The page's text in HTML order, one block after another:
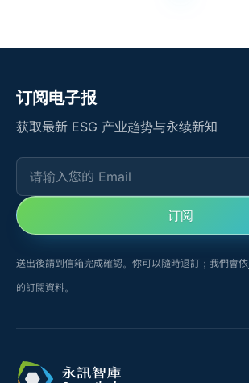
订阅电子报
获取最新 ESG 产业趋势与永续新知
请输入您的 Email
订阅
送出後請到信箱完成確認。你可以隨時退訂；我們會依
的訂閱資料。